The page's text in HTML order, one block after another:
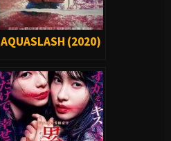
AQUASLASH (2020)